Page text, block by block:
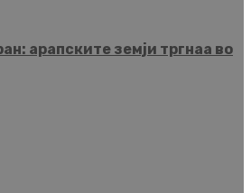
арапските земји тргнаа во